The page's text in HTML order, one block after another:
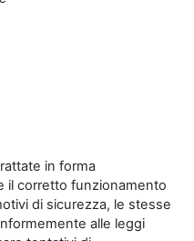
in forma
il corretto funzionamento
di sicurezza, le stesse
alle leggi